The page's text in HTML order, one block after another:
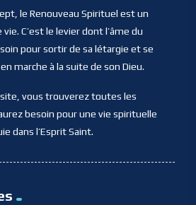
le Renouveau Spirituel est un
C’est le levier dont l’âme du
pour sortir de sa létargie et se
marche à la suite de son Dieu.
vous trouverez toutes les
besoin pour une vie spirituelle
dans l’Esprit Saint.